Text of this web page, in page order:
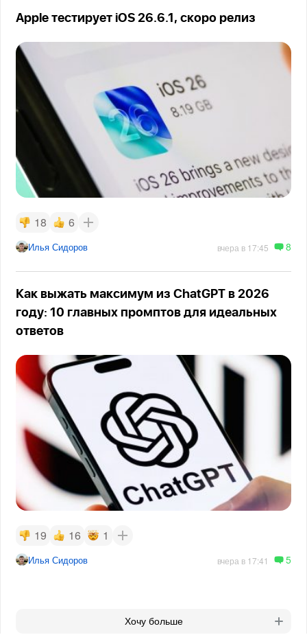
Apple тестирует iOS 26.6.1, скоро релиз
18 6
Илья Сидоров вчера в 17:45 8
Как выжать максимум из ChatGPT в 2026
году: 10 главных промптов для идеальных
ответов
19 16 1
Илья Сидоров вчера в 17:41 5
Хочу больше